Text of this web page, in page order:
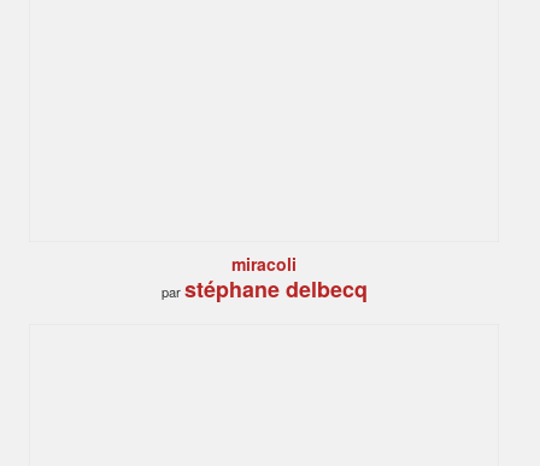
miracoli
parstéphane delbecq